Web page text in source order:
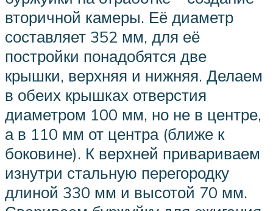
вторичной камеры. Её диаметр
составляет 352 мм, для её
постройки понадобятся две
крышки, верхняя и нижняя. Делаем
в обеих крышках отверстия
диаметром 100 мм, но не в центре,
а в 110 мм от центра (ближе к
боковине). К верхней привариваем
изнутри стальную перегородку
длиной 330 мм и высотой 70 мм.